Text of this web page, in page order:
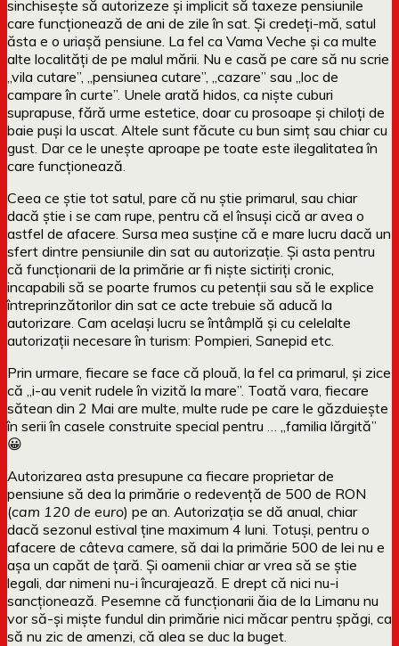
sinchisește să autorizeze și implicit să taxeze pensiunile
care funcționează de ani de zile în sat. Și credeți-mă, satul
ăsta e o uriașă pensiune. La fel ca Vama Veche și ca multe
alte localități de pe malul mării. Nu e casă pe care să nu scrie
„vila cutare”, „pensiunea cutare”, „cazare” sau „loc de
campare în curte”. Unele arată hidos, ca niște cuburi
suprapuse, fără urme estetice, doar cu prosoape și chiloți de
baie puși la uscat. Altele sunt făcute cu bun simț sau chiar cu
gust. Dar ce le unește aproape pe toate este ilegalitatea în
care funcționează.
Ceea ce știe tot satul, pare că nu știe primarul, sau chiar
dacă știe i se cam rupe, pentru că el însuși cică ar avea o
astfel de afacere. Sursa mea susține că e mare lucru dacă un
sfert dintre pensiunile din sat au autorizație. Și asta pentru
că funcționarii de la primărie ar fi niște sictiriți cronic,
incapabili să se poarte frumos cu petenții sau să le explice
întreprinzătorilor din sat ce acte trebuie să aducă la
autorizare. Cam același lucru se întâmplă și cu celelalte
autorizații necesare în turism: Pompieri, Sanepid etc.
Prin urmare, fiecare se face că plouă, la fel ca primarul, și zice
că „i-au venit rudele în vizită la mare”. Toată vara, fiecare
sătean din 2 Mai are multe, multe rude pe care le găzduiește
în serii în casele construite special pentru … „familia lărgită”
😀
Autorizarea asta presupune ca fiecare proprietar de
pensiune să dea la primărie o redevență de 500 de RON
(cam 120 de euro) pe an. Autorizația se dă anual, chiar
dacă sezonul estival ține maximum 4 luni. Totuși, pentru o
afacere de câteva camere, să dai la primărie 500 de lei nu e
așa un capăt de țară. Și oamenii chiar ar vrea să se știe
legali, dar nimeni nu-i încurajează. E drept că nici nu-i
sancționează. Pesemne că funcționarii ăia de la Limanu nu
vor să-și miște fundul din primărie nici măcar pentru șpăgi, ca
să nu zic de amenzi, că alea se duc la buget.